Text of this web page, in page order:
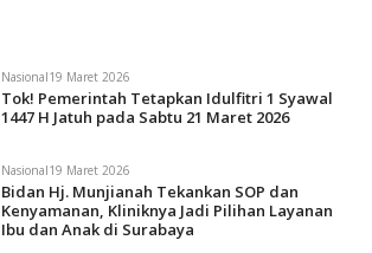
Nasional19 Maret 2026
Tok! Pemerintah Tetapkan Idulfitri 1 Syawal
1447 H Jatuh pada Sabtu 21 Maret 2026
Nasional19 Maret 2026
Bidan Hj. Munjianah Tekankan SOP dan
Kenyamanan, Kliniknya Jadi Pilihan Layanan
Ibu dan Anak di Surabaya